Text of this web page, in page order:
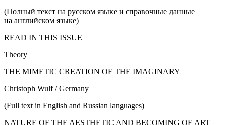
(Полный текст на русском языке и справочные данные
на английском языке)
READ IN THIS ISSUE
Theory
THE MIMETIC CREATION OF THE IMAGINARY
Christoph Wulf / Germany
(Full text in English and Russian languages)
NATURE OF THE AESTHETIC AND BECOMING OF ART